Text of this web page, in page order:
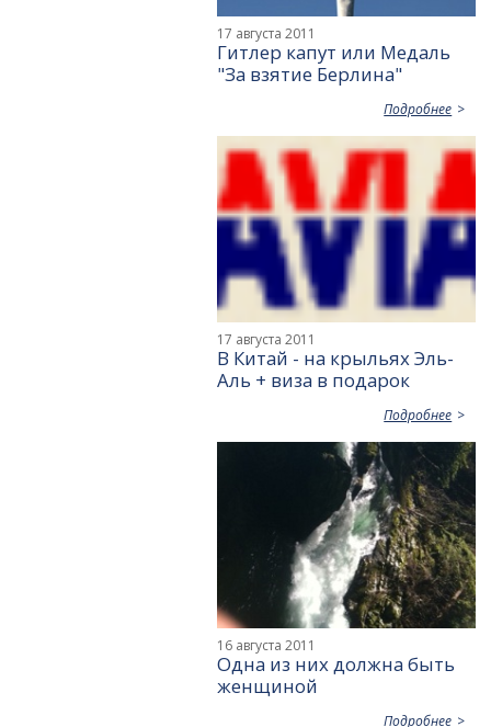
17 августа 2011
Гитлер капут или Медаль
"За взятие Берлина"
Подробнее
17 августа 2011
В Китай - на крыльях Эль-
Аль + виза в подарок
Подробнее
16 августа 2011
Одна из них должна быть
женщиной
Подробнее